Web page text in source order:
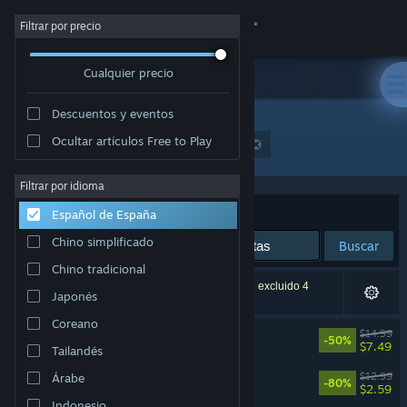
Iniciar sesión
Acerca de
Soporte
Cambiar idioma
Descargar Steam Mobile
Ver versión clásica
Filtrar por precio
Cualquier precio
Descuentos y eventos
Ocultar artículos Free to Play
Filtrar por idioma
Español de España
Chino simplificado
Chino tradicional
Japonés
Coreano
Tailandés
Árabe
Desarrollador: Casey Donnellan Games LLC
Ordenar por Relevancia
Buscar
5 resultados coinciden con la búsqueda. Se han excluido 4
títulos basándose en tus preferencias.
-50%
$14.99
$7.49
-80%
$12.99
$2.59